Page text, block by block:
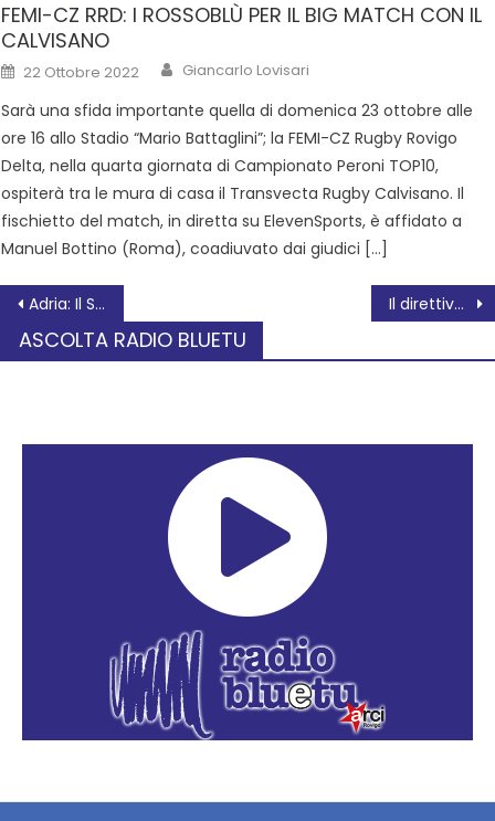
FEMI-CZ RRD: I ROSSOBLÙ PER IL BIG MATCH CON IL
CALVISANO
22 Ottobre 2022 Giancarlo Lovisari
Sarà una sfida importante quella di domenica 23 ottobre alle
ore 16 allo Stadio “Mario Battaglini”; la FEMI-CZ Rugby Rovigo
Delta, nella quarta giornata di Campionato Peroni TOP10,
ospiterà tra le mura di casa il Transvecta Rugby Calvisano. Il
fischietto del match, in diretta su ElevenSports, è affidato a
Manuel Bottino (Roma), coadiuvato dai giudici […]
Adria: Il Sindaco Barbierato e il Direttore Zoccarato annunciano il rinvio del concerto di Capodanno Il direttivo del Movimento civico Ibc commenta la riconferma a palazzo Celio della consigliera Civica Sara Mazzucato
ASCOLTA RADIO BLUETU